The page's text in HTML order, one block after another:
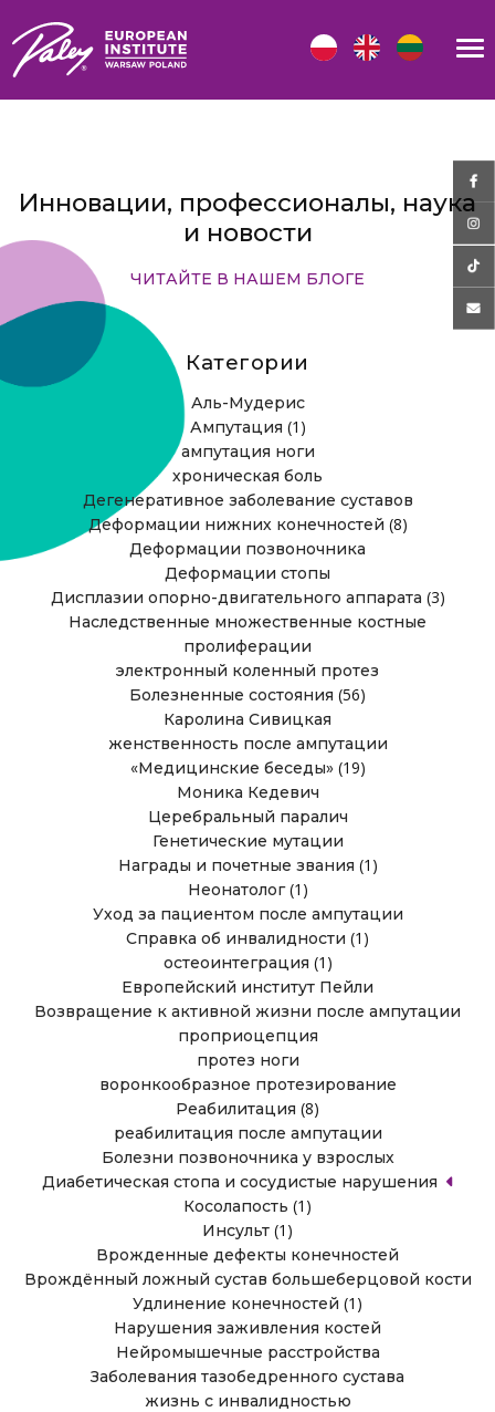
Инновации, профессионалы, наука
и новости
ЧИТАЙТЕ В НАШЕМ БЛОГЕ
Категории
Аль-Мудерис
Ампутация (1)
ампутация ноги
хроническая боль
Дегенеративное заболевание суставов
Деформации нижних конечностей (8)
Деформации позвоночника
Деформации стопы
Дисплазии опорно-двигательного аппарата (3)
Наследственные множественные костные
пролиферации
электронный коленный протез
Болезненные состояния (56)
Каролина Сивицкая
женственность после ампутации
«Медицинские беседы»(19)
Моника Кедевич
Церебральный паралич
Генетические мутации
Награды и почетные звания (1)
Неонатолог(1)
Уход за пациентом после ампутации
Справка об инвалидности (1)
остеоинтеграция (1)
Европейский институт Пейли
Возвращение к активной жизни после ампутации
проприоцепция
протез ноги
воронкообразное протезирование
Реабилитация (8)
реабилитация после ампутации
Болезни позвоночника у взрослых
Диабетическая стопа и сосудистые нарушения
Косолапость (1)
Инсульт (1)
Врожденные дефекты конечностей
Врождённый ложный сустав большеберцовой кости
Удлинение конечностей (1)
Нарушения заживления костей
Нейромышечные расстройства
Заболевания тазобедренного сустава
жизнь с инвалидностью